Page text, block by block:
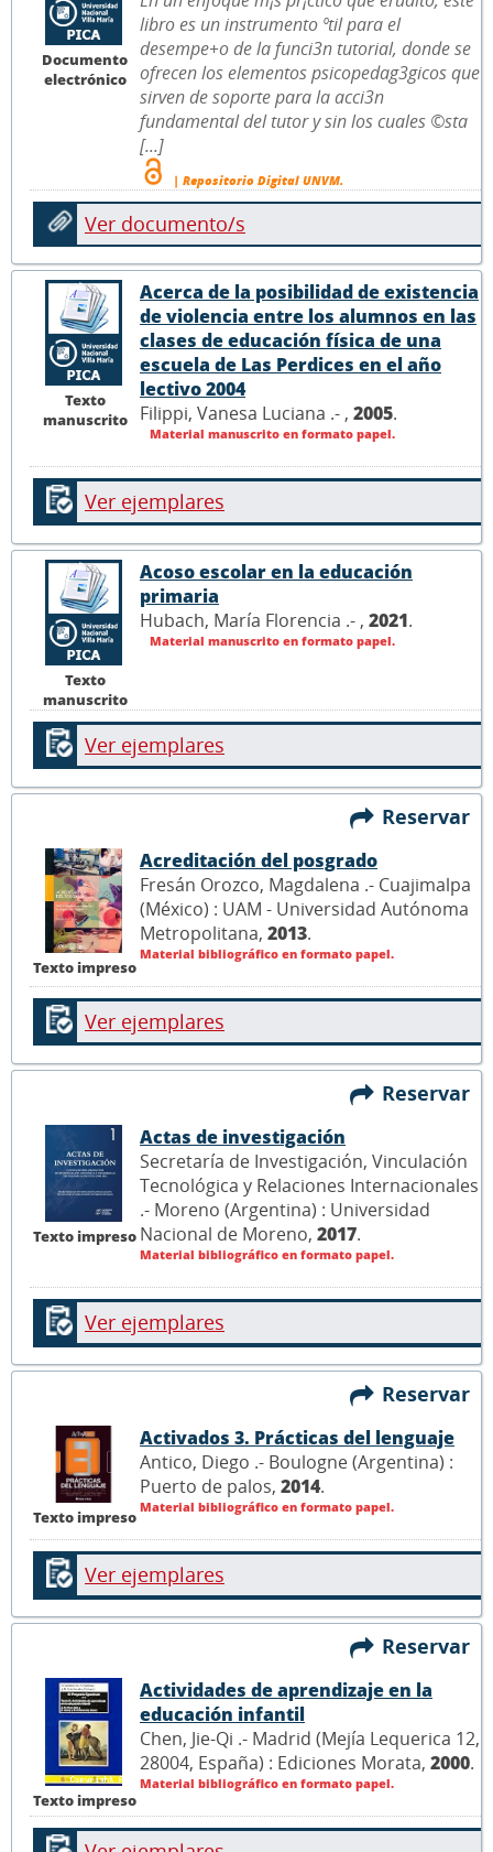
Documento
electrónico
libro es un instrumento ºtil para el
desempe+o de la funci3n tutorial, donde se
ofrecen los elementos psicopedag3gicos que
sirven de soporte para la acci3n
fundamental del tutor y sin los cuales ©sta
[...]
| Repositorio Digital UNVM.
Ver documento/s
Texto
manuscrito
Acerca de la posibilidad de existencia
de violencia entre los alumnos en las
clases de educación física de una
escuela de Las Perdices en el año
lectivo 2004
Filippi, Vanesa Luciana .- , 2005.
Material manuscrito en formato papel.
Ver ejemplares
Texto
manuscrito
Acoso escolar en la educación
primaria
Hubach, María Florencia .- , 2021.
Material manuscrito en formato papel.
Ver ejemplares
Reservar
Texto impreso
Acreditación del posgrado
Fresán Orozco, Magdalena .- Cuajimalpa
(México) : UAM - Universidad Autónoma
Metropolitana, 2013.
Material bibliográfico en formato papel.
Ver ejemplares
Reservar
Texto impreso
Actas de investigación
Secretaría de Investigación, Vinculación
Tecnológica y Relaciones Internacionales
.- Moreno (Argentina) : Universidad
Nacional de Moreno, 2017.
Material bibliográfico en formato papel.
Ver ejemplares
Reservar
Texto impreso
Activados 3. Prácticas del lenguaje
Antico, Diego .- Boulogne (Argentina) :
Puerto de palos, 2014.
Material bibliográfico en formato papel.
Ver ejemplares
Reservar
Texto impreso
Actividades de aprendizaje en la
educación infantil
Chen, Jie-Qi .- Madrid (Mejía Lequerica 12,
28004, España) : Ediciones Morata, 2000.
Material bibliográfico en formato papel.